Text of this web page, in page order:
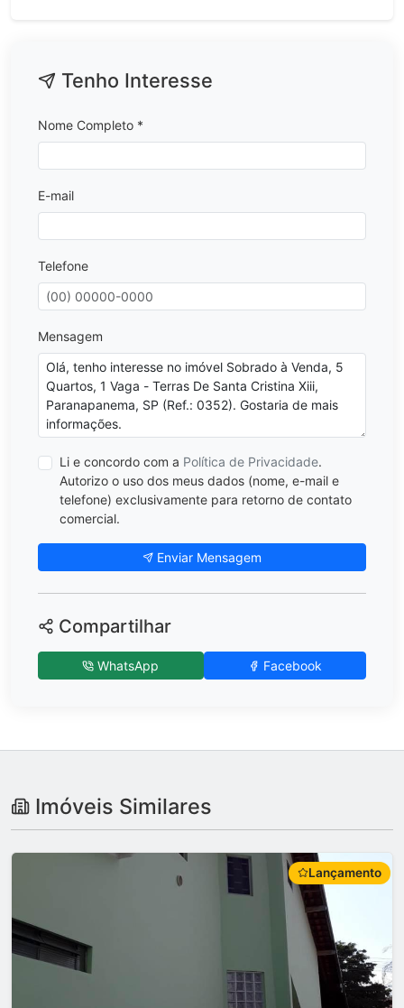
Tenho Interesse
Nome Completo *
E-mail
Telefone
Mensagem
Li e concordo com a Política de Privacidade.
Autorizo o uso dos meus dados (nome, e-mail e
telefone) exclusivamente para retorno de contato
comercial.
Enviar Mensagem
Compartilhar
WhatsApp Facebook
Imóveis Similares
Lançamento